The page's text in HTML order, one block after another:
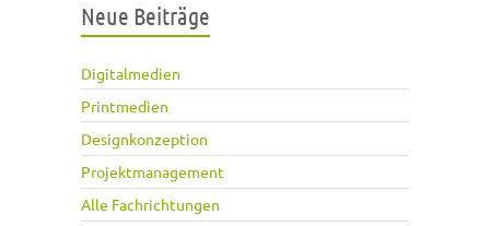
Neue Beiträge
Digitalmedien
Printmedien
Designkonzeption
Projektmanagement
Alle Fachrichtungen